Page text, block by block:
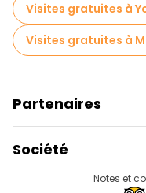
Visites gratuites à
Visites gratuites à
Partenaires
Connexion Du
Programme
Société
Notes et